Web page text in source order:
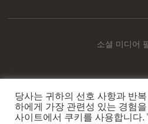
소셜 미디어
Mowi Korea
당사는 귀하의 선호 사항과 반
하에게 가장 관련성 있는 경험
사이트에서 쿠키를 사용합니다.